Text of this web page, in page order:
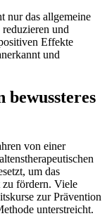
nur das allgemeine
und
Effekte
und
von einer
um das
zu fördern. Viele
zur Prävention
unterstreicht.